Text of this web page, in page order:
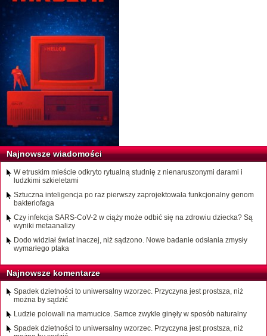
Najnowsze wiadomości
W etruskim mieście odkryto rytualną studnię z nienaruszonymi darami i
ludzkimi szkieletami
Sztuczna inteligencja po raz pierwszy zaprojektowała funkcjonalny genom
bakteriofaga
Czy infekcja SARS-CoV-2 w ciąży może odbić się na zdrowiu dziecka? Są
wyniki metaanalizy
Dodo widział świat inaczej, niż sądzono. Nowe badanie odsłania zmysły
wymarłego ptaka
Najnowsze komentarze
Spadek dzietności to uniwersalny wzorzec. Przyczyna jest prostsza, niż
można by sądzić
Ludzie polowali na mamucice. Samce zwykle ginęły w sposób naturalny
Spadek dzietności to uniwersalny wzorzec. Przyczyna jest prostsza, niż